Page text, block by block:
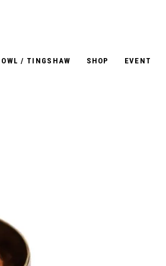
/ TINGSHAW SHOP EVENT